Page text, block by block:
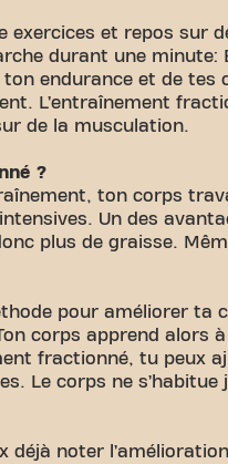
et repos sur
durant une minute:
endurance et de tes
L’entraînement
de la musculation.
?
ton corps
Un des
plus de graisse.
pour améliorer ta
corps apprend alors
fractionné, tu peux
Le corps ne s’habitue
déjà noter